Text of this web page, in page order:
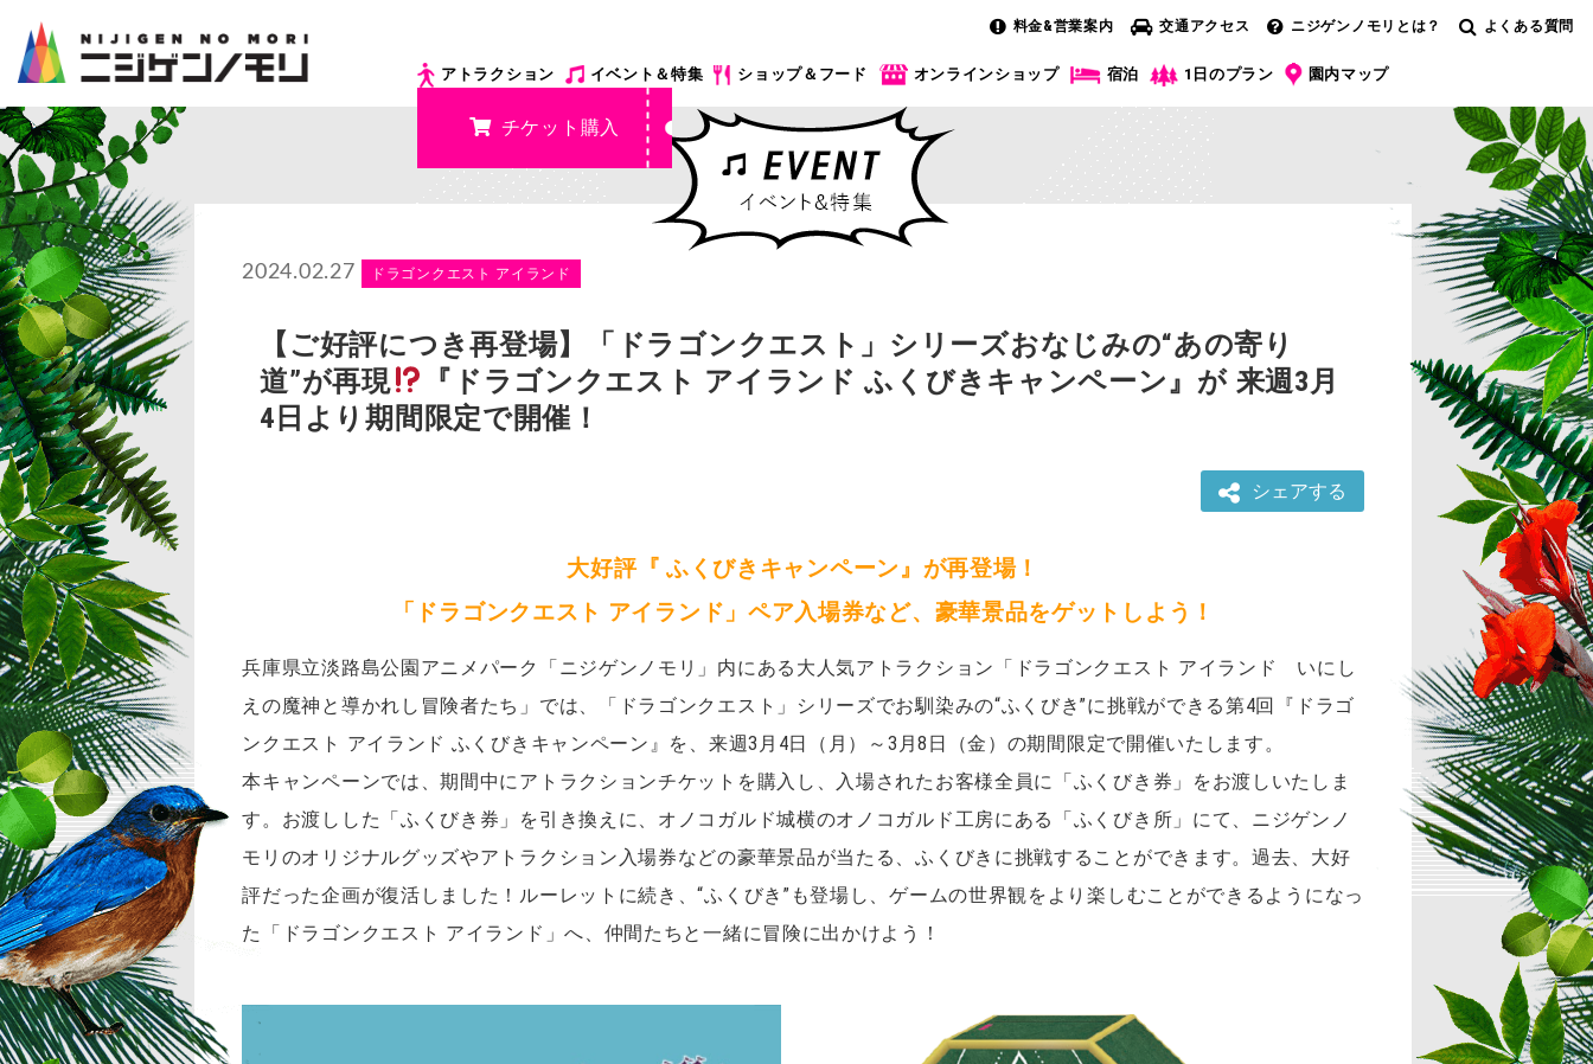
料金&営業案内 交通アクセス ニジゲンノモリとは？ よくある質問
アトラクション イベント＆特集 ショップ＆フード オンラインショップ 宿泊 1日のプラン 園内マップ
チケット購入
2024.02.27 ドラゴンクエスト アイランド
【ご好評につき再登場】「ドラゴンクエスト」シリーズおなじみの“あの寄り
道”が再現
『ドラゴンクエスト アイランド ふくびきキャンペーン』が 来週3月
4日より期間限定で開催！
シェアする
大好評『 ふくびきキャンペーン』が再登場！
「ドラゴンクエスト アイランド」ペア入場券など、豪華景品をゲットしよう！
兵庫県立淡路島公園アニメパーク「ニジゲンノモリ」内にある大人気アトラクション「ドラゴンクエスト アイランド いにし
えの魔神と導かれし冒険者たち」では、「ドラゴンクエスト」シリーズでお馴染みの“ふくびき”に挑戦ができる第4回『ドラゴ
ンクエスト アイランド ふくびきキャンペーン』を、来週3月4日（月）～3月8日（金）の期間限定で開催いたします。
本キャンペーンでは、期間中にアトラクションチケットを購入し、入場されたお客様全員に「ふくびき券」をお渡しいたしま
す。お渡しした「ふくびき券」を引き換えに、オノコガルド城横のオノコガルド工房にある「ふくびき所」にて、ニジゲンノ
モリのオリジナルグッズやアトラクション入場券などの豪華景品が当たる、ふくびきに挑戦することができます。過去、大好
評だった企画が復活しました！ルーレットに続き、“ふくびき”も登場し、ゲームの世界観をより楽しむことができるようになっ
た「ドラゴンクエスト アイランド」へ、仲間たちと一緒に冒険に出かけよう！